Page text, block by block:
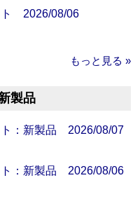
ト 2026/08/06
もっと見る »
製品
ト：新製品 2026/08/07
ト：新製品 2026/08/06